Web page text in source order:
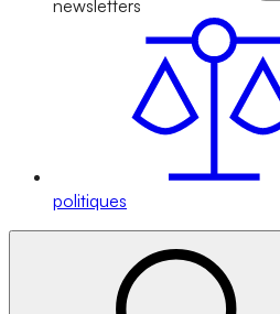
newsletters
politiques